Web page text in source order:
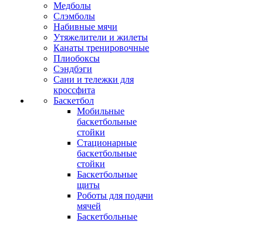
Медболы
Слэмболы
Набивные мячи
Утяжелители и жилеты
Канаты тренировочные
Плиобоксы
Сэндбэги
Сани и тележки для
кроссфита
Баскетбол
Мобильные
баскетбольные
стойки
Стационарные
баскетбольные
стойки
Баскетбольные
щиты
Роботы для подачи
мячей
Баскетбольные